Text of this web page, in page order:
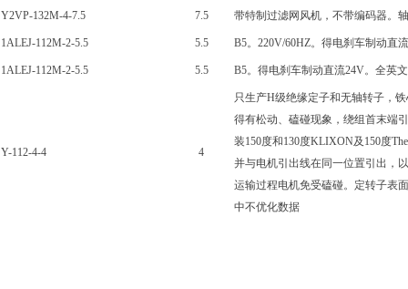
Y2VP-132M-4-7.5 7.5 带特制过滤网风机，不带编码器。
1ALEJ-112M-2-5.5 5.5 B5。220V/60HZ。得电刹车制动直
1ALEJ-112M-2-5.5 5.5 B5。得电刹车制动直流24V。全英
Y-112-4-4 4
只生产H级绝缘定子和无轴转子，
得有松动、磕碰现象，绕组首末端
装150度和130度KLIXON及150度
并与电机引出线在同一位置引出，
运输过程电机免受磕碰。定转子表
中不优化数据